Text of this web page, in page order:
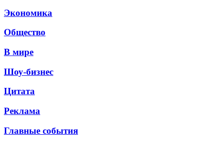
Экономика
Общество
В мире
Шоу-бизнес
Цитата
Реклама
Главные события